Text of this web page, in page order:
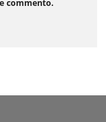
commento.